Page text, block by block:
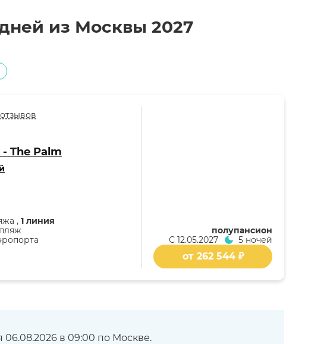
из Москвы 2027
The Palm
, 1 линия
полупансион
С 12.05.2027 5 ночей
от 262 544 ₽
в 09:00 по Москве.